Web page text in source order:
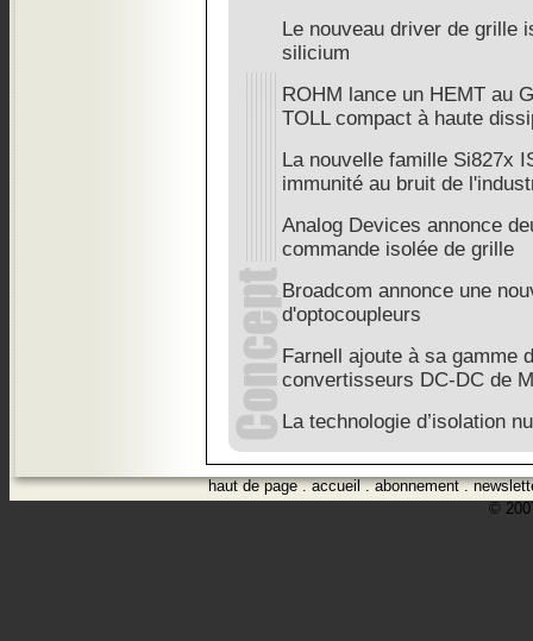
Le nouveau driver de grille
silicium
ROHM lance un HEMT au
TOLL compact à haute
La nouvelle famille Si827x
immunité au bruit de
Analog Devices annonce
commande isolée de grille
Broadcom annonce une
d'optocoupleurs
Farnell ajoute à sa gamme
convertisseurs DC-DC de
La technologie d’isolation
haut de page.accueil.abonnement.
©